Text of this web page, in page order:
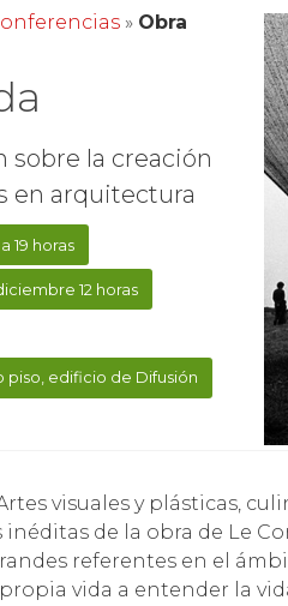
» Obra
sobre la creación
en arquitectura
19 horas
12 horas
piso, edificio de Difusión
visuales y plásticas,
de la obra de Le
referentes en el
vida a entender la